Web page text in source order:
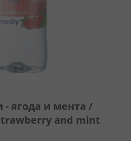
ягода и мента /
and mint